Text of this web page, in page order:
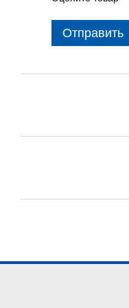
Отправить